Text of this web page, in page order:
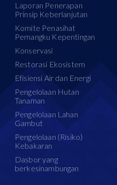
Laporan Penerapan
Prinsip Keberlanjutan
Komite Penasihat
Pemangku Kepentingan
Konservasi
Restorasi Ekosistem
Efisiensi Air dan Energi
Pengelolaan Hutan
Tanaman
Pengelolaan Lahan
Gambut
Pengelolaan (Risiko)
Kebakaran
Dasbor yang
berkesinambungan